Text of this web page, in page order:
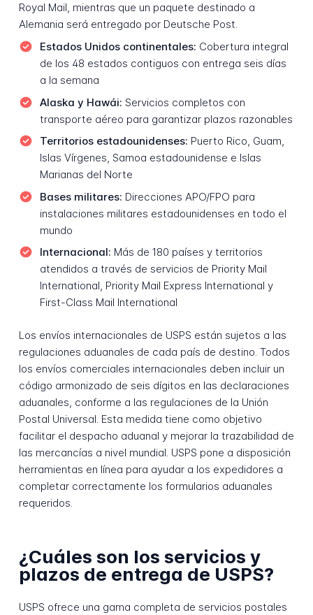
Royal Mail, mientras que un paquete destinado a
Alemania será entregado por Deutsche Post.
Estados Unidos continentales: Cobertura integral
de los 48 estados contiguos con entrega seis días
a la semana
Alaska y Hawái: Servicios completos con
transporte aéreo para garantizar plazos razonables
Territorios estadounidenses: Puerto Rico, Guam,
Islas Vírgenes, Samoa estadounidense e Islas
Marianas del Norte
Bases militares: Direcciones APO/FPO para
instalaciones militares estadounidenses en todo el
mundo
Internacional: Más de 180 países y territorios
atendidos a través de servicios de Priority Mail
International, Priority Mail Express International y
First-Class Mail International
Los envíos internacionales de USPS están sujetos a las
regulaciones aduanales de cada país de destino. Todos
los envíos comerciales internacionales deben incluir un
código armonizado de seis dígitos en las declaraciones
aduanales, conforme a las regulaciones de la Unión
Postal Universal. Esta medida tiene como objetivo
facilitar el despacho aduanal y mejorar la trazabilidad de
las mercancías a nivel mundial. USPS pone a disposición
herramientas en línea para ayudar a los expedidores a
completar correctamente los formularios aduanales
requeridos.
¿Cuáles son los servicios y
plazos de entrega de USPS?
USPS ofrece una gama completa de servicios postales